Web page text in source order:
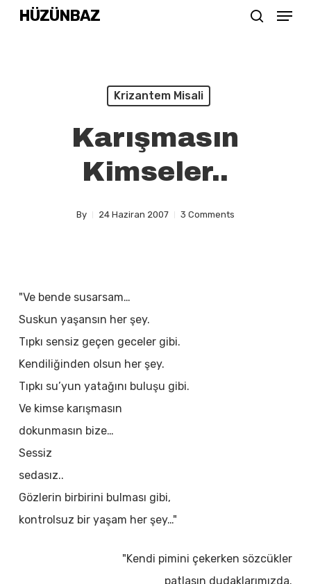
SkipHÜZÜNBAZ Menu
Krizantem Misali
Karışmasın
Kimseler..
By 24 Haziran 2007 3 Comments
"Ve bende susarsam…
Suskun yaşansın her şey.
Tıpkı sensiz geçen geceler gibi.
Kendiliğinden olsun her şey.
Tıpkı su’yun yatağını buluşu gibi.
Ve kimse karışmasın
dokunmasın bize…
Sessiz
sedasız..
Gözlerin birbirini bulması gibi,
kontrolsuz bir yaşam her şey…"
"Kendi pimini çekerken sözcükler
patlasın dudaklarımızda.